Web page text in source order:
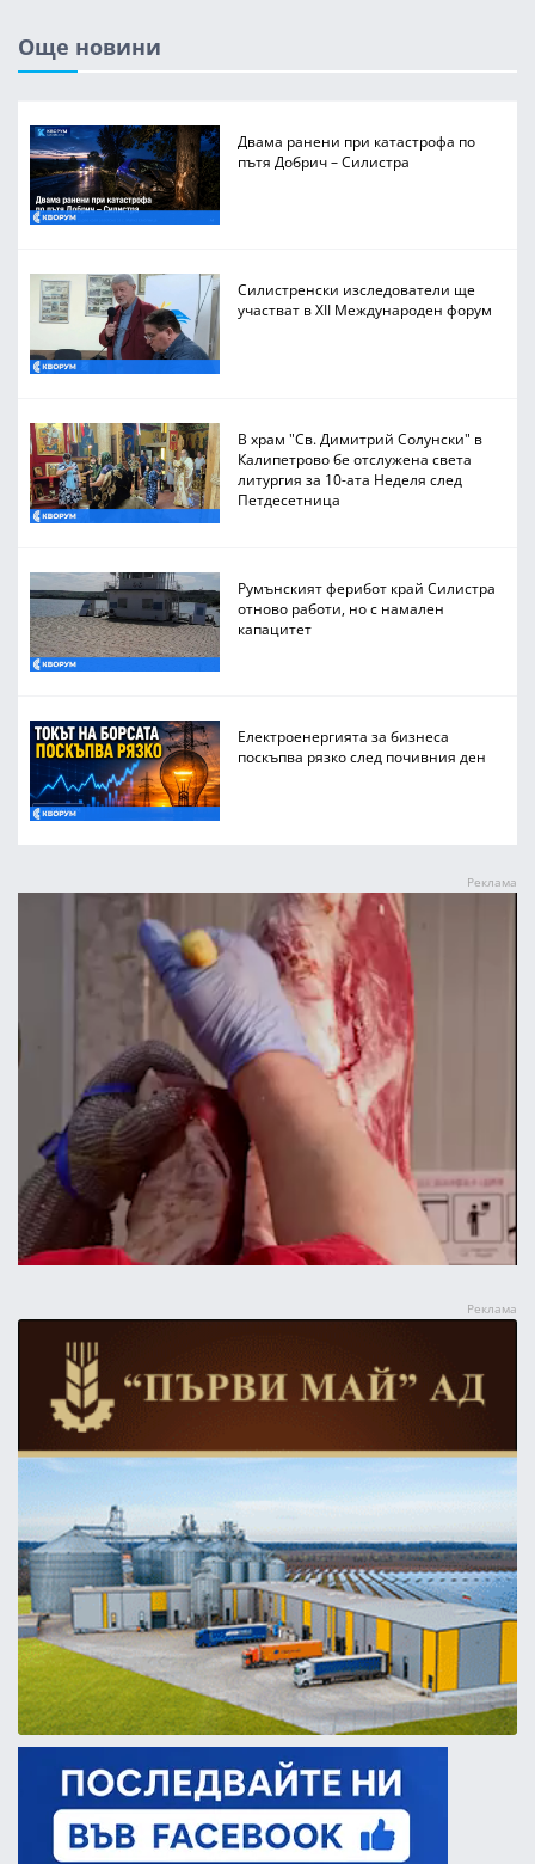
Още новини
Двама ранени при катастрофа по
пътя Добрич – Силистра
Силистренски изследователи ще
участват в XII Международен форум
В храм "Св. Димитрий Солунски" в
Калипетрово бе отслужена света
литургия за 10-ата Неделя след
Петдесетница
Румънският ферибот край Силистра
отново работи, но с намален
капацитет
Електроенергията за бизнеса
поскъпва рязко след почивния ден